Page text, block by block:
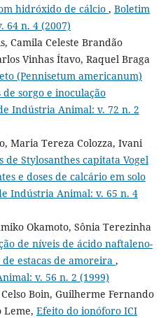
hidróxido de cálcio , Boletim
64 n. 4 (2007)
Camila Celeste Brandão
Vinhas Ítavo, Raquel Braga
(Pennisetum americanum)
sorgo e inoculação
Indústria Animal: v. 72 n. 2
Maria Tereza Colozza, Ivani
de Stylosanthes capitata Vogel
e doses de calcário em solo
Indústria Animal: v. 65 n. 4
Okamoto, Sônia Terezinha
de níveis de ácido naftaleno-
estacas de amoreira ,
v. 56 n. 2 (1999)
Boin, Guilherme Fernando
Leme, Efeito do ionóforo ICI